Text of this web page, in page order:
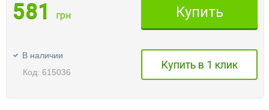
581 грн
В наличии
Код: 615036
Купить
Купить в 1 клик